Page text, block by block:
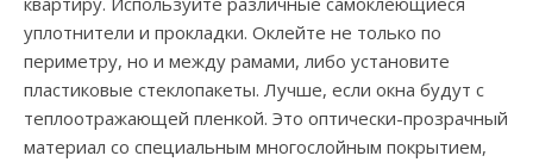
уплотнители и прокладки. Оклейте не только по
периметру, но и между рамами, либо установите
пластиковые стеклопакеты. Лучше, если окна будут с
теплоотражающей пленкой. Это оптически-прозрачный
материал со специальным многослойным покрытием,